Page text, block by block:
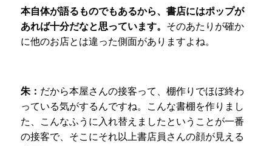
本自体が語るものでもあるから、書店にはポップが
あれば十分だなと思っています。 そのあたりが確か
に他のお店とは違った側面がありますよね。
朱： だから本屋さんの接客って、棚作りでほぼ終わ
っている気がするんですね。こんな書棚を作りまし
た、こんなふうに入れ替えましたということが一番
の接客で、そこにそれ以上書店員さんの顔が見える